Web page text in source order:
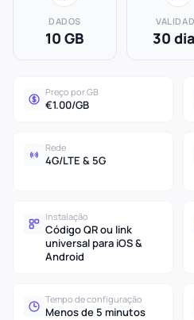
DADOS
10 GB 30
Preço por GB
€1.00/GB
Rede
4G/LTE & 5G
Instalação
Código QR ou link
universal para iOS &
Android
Tempo de configuração
Menos de 5 minutos